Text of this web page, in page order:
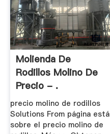
Molienda De
Rodillos Molino De
Precio - .
precio molino de rodillos
Solutions From página está
sobre el precio molino de